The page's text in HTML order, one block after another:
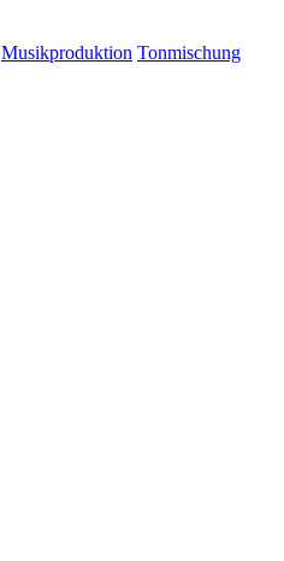
Musikproduktion Tonmischung